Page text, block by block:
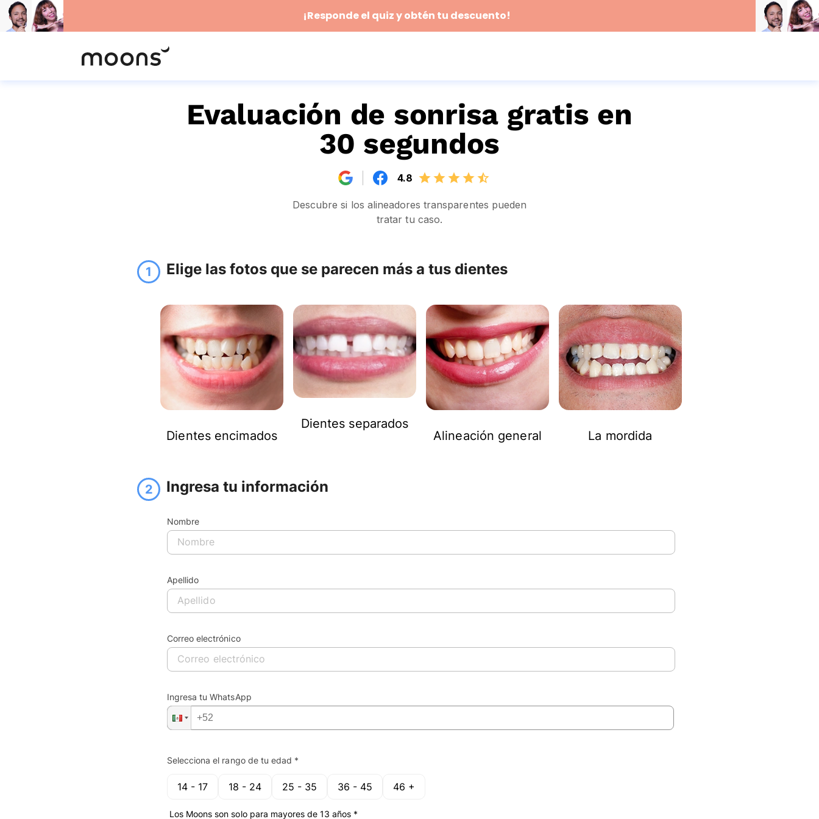
¡Responde el quiz y obtén tu descuento!
Evaluación de sonrisa gratis en
30 segundos
4.8
Descubre si los alineadores transparentes pueden
tratar tu caso.
1 Elige las fotos que se parecen más a tus dientes
Dientes encimados
Dientes separados
Alineación general
La mordida
2 Ingresa tu información
Nombre
Apellido
Correo electrónico
Ingresa tu WhatsApp
Selecciona el rango de tu edad *
14 - 17 18 - 24 25 - 35 36 - 45 46 +
Los Moons son solo para mayores de 13 años *